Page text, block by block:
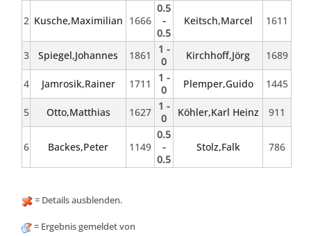
2 Kusche,Maximilian 1666
0.5
-
0.5
Keitsch,Marcel 1611
3 Spiegel,Johannes 1861
1 -
0
Kirchhoff,Jörg 1689
4 Jamrosik,Rainer 1711
1 -
0
Plemper,Guido 1445
5 Otto,Matthias 1627 1 -
0
Köhler,Karl Heinz 911
6 Backes,Peter 1149
0.5
-
0.5
Stolz,Falk 786
= Details ausblenden.
= Ergebnis gemeldet von